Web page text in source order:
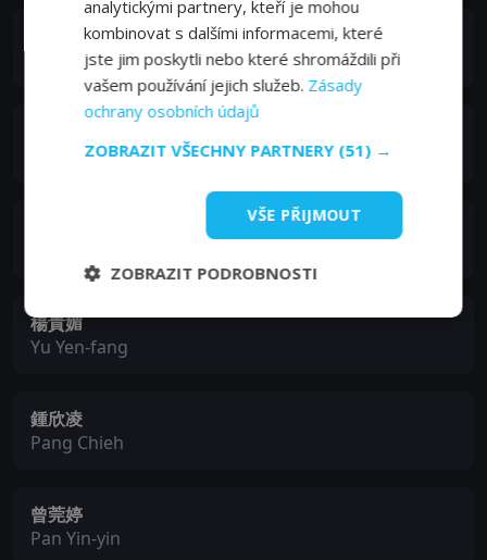
Li Tzu-chi
Hsin-ni
楊貴媚
Yu Yen-fang
鍾欣凌
Pang Chieh
曾莞婷
Pan Yin-yin
analytickými partnery, kteří je mohou
kombinovat s dalšími informacemi, které
jste jim poskytli nebo které shromáždili při
vašem používání jejich služeb. Zásady
ochrany osobních údajů
ZOBRAZIT VŠECHNY PARTNERY (51) →
VŠE PŘIJMOUT
ZOBRAZIT PODROBNOSTI